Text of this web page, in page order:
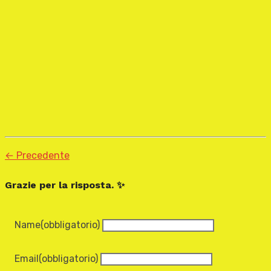
← Precedente
Grazie per la risposta. ✨
Name(obbligatorio)
Email(obbligatorio)